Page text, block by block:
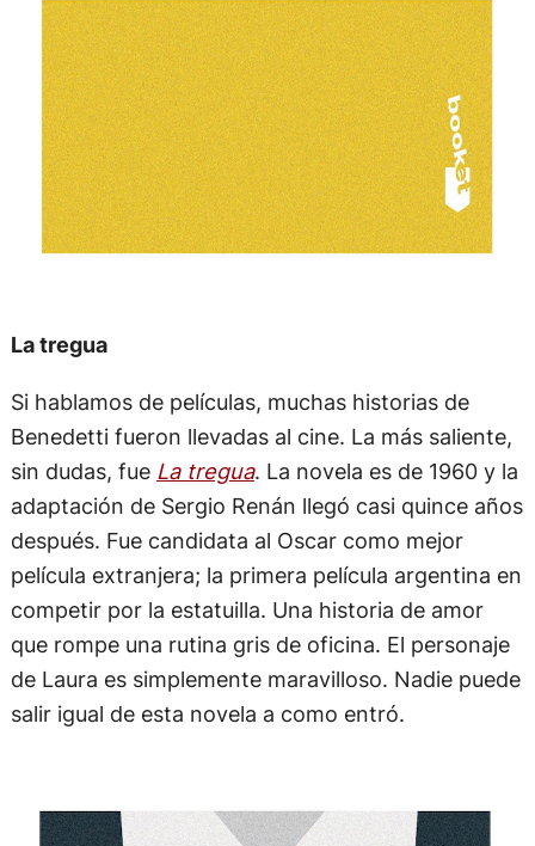
La tregua
Si hablamos de películas, muchas historias de
Benedetti fueron llevadas al cine. La más saliente,
sin dudas, fue La tregua. La novela es de 1960 y la
adaptación de Sergio Renán llegó casi quince años
después. Fue candidata al Oscar como mejor
película extranjera; la primera película argentina en
competir por la estatuilla. Una historia de amor
que rompe una rutina gris de oficina. El personaje
de Laura es simplemente maravilloso. Nadie puede
salir igual de esta novela a como entró.